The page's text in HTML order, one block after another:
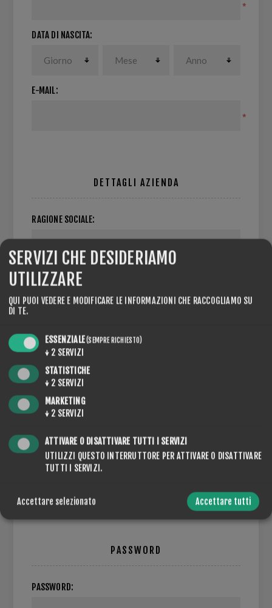
*
DATA DI NASCITA:
E-MAIL:
*
DETTAGLI AZIENDA
RAGIONE SOCIALE:
PARTITA IVA:
internazionale (ad esempio "IT 111 111 11")
NEWSLETTER
PASSWORD
PASSWORD:
SERVIZI CHE DESIDERIAMO
UTILIZZARE
QUI PUOI VEDERE E MODIFICARE LE INFORMAZIONI CHE RACCOGLIAMO SU
DI TE.
ESSENZIALE(SEMPRE RICHIESTO)
↓ 2 SERVIZI
STATISTICHE
↓ 2 SERVIZI
MARKETING
↓ 2 SERVIZI
ATTIVARE O DISATTIVARE TUTTI I SERVIZI
UTILIZZI QUESTO INTERRUTTORE PER ATTIVARE O DISATTIVARE
TUTTI I SERVIZI.
Accettare selezionato Accettare tutti